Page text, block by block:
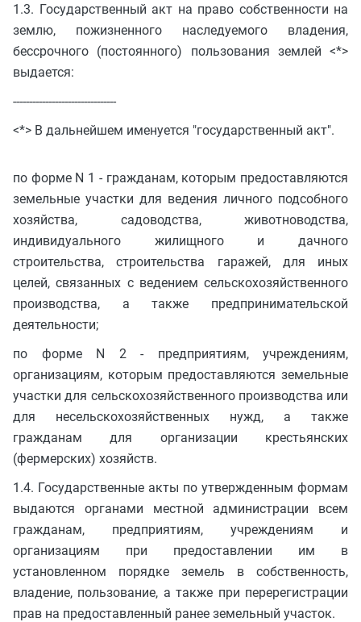
1.3. Государственный акт на право собственности на
землю, пожизненного наследуемого владения,
бессрочного (постоянного) пользования землей <*>
выдается:
--------------------------------
<*> В дальнейшем именуется "государственный акт".
по форме N 1 - гражданам, которым предоставляются
земельные участки для ведения личного подсобного
хозяйства, садоводства, животноводства,
индивидуального жилищного и дачного
строительства, строительства гаражей, для иных
целей, связанных с ведением сельскохозяйственного
производства, а также предпринимательской
деятельности;
по форме N 2 - предприятиям, учреждениям,
организациям, которым предоставляются земельные
участки для сельскохозяйственного производства или
для несельскохозяйственных нужд, а также
гражданам для организации крестьянских
(фермерских) хозяйств.
1.4. Государственные акты по утвержденным формам
выдаются органами местной администрации всем
гражданам, предприятиям, учреждениям и
организациям при предоставлении им в
установленном порядке земель в собственность,
владение, пользование, а также при перерегистрации
прав на предоставленный ранее земельный участок.